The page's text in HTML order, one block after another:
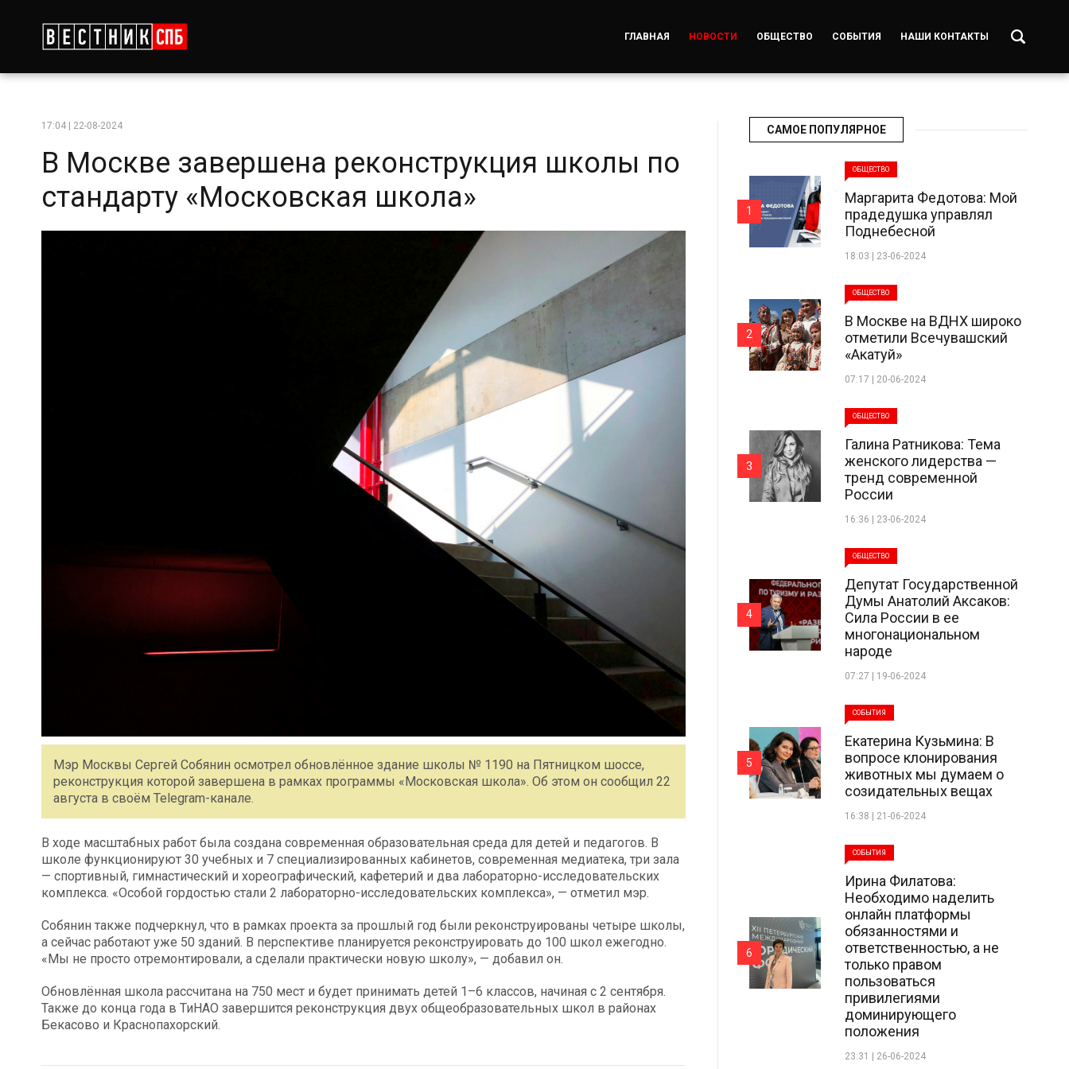
ГЛАВНАЯ НОВОСТИ ОБЩЕСТВО СОБЫТИЯ НАШИ КОНТАКТЫ
17:04 | 22-08-2024
В Москве завершена реконструкция школы по
стандарту «Московская школа»
Мэр Москвы Сергей Собянин осмотрел обновлённое здание школы № 1190 на Пятницком шоссе,
реконструкция которой завершена в рамках программы «Московская школа». Об этом он сообщил 22
августа в своём Telegram-канале.
В ходе масштабных работ была создана современная образовательная среда для детей и педагогов. В
школе функционируют 30 учебных и 7 специализированных кабинетов, современная медиатека, три зала
— спортивный, гимнастический и хореографический, кафетерий и два лабораторно-исследовательских
комплекса. «Особой гордостью стали 2 лабораторно-исследовательских комплекса», — отметил мэр.
Собянин также подчеркнул, что в рамках проекта за прошлый год были реконструированы четыре школы,
а сейчас работают уже 50 зданий. В перспективе планируется реконструировать до 100 школ ежегодно.
«Мы не просто отремонтировали, а сделали практически новую школу», — добавил он.
Обновлённая школа рассчитана на 750 мест и будет принимать детей 1–6 классов, начиная с 2 сентября.
Также до конца года в ТиНАО завершится реконструкция двух общеобразовательных школ в районах
Бекасово и Краснопахорский.
САМОЕ ПОПУЛЯРНОЕ
ОБЩЕСТВО
Маргарита Федотова: Мой
прадедушка управлял
Поднебесной
18:03 | 23-06-2024
1
ОБЩЕСТВО
В Москве на ВДНХ широко
отметили Всечувашский
«Акатуй»
07:17 | 20-06-2024
2
ОБЩЕСТВО
Галина Ратникова: Тема
женского лидерства —
тренд современной
России
16:36 | 23-06-2024
3
ОБЩЕСТВО
Депутат Государственной
Думы Анатолий Аксаков:
Сила России в ее
многонациональном
народе
07:27 | 19-06-2024
4
СОБЫТИЯ
Екатерина Кузьмина: В
вопросе клонирования
животных мы думаем о
созидательных вещах
16:38 | 21-06-2024
5
СОБЫТИЯ
Ирина Филатова:
Необходимо наделить
онлайн платформы
обязанностями и
ответственностью, а не
только правом
пользоваться
привилегиями
доминирующего
положения
23:31 | 26-06-2024
6